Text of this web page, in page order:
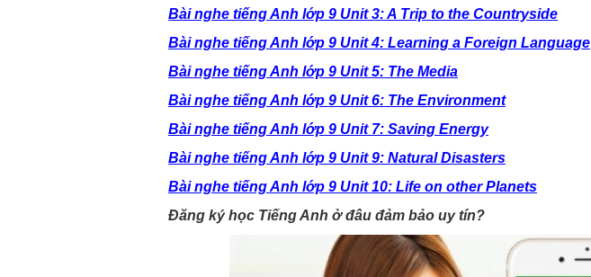
Bài nghe tiếng Anh lớp 9 Unit 3: A Trip to the Countryside
Bài nghe tiếng Anh lớp 9 Unit 4: Learning a Foreign Language
Bài nghe tiếng Anh lớp 9 Unit 5: The Media
Bài nghe tiếng Anh lớp 9 Unit 6: The Environment
Bài nghe tiếng Anh lớp 9 Unit 7: Saving Energy
Bài nghe tiếng Anh lớp 9 Unit 9: Natural Disasters
Bài nghe tiếng Anh lớp 9 Unit 10: Life on other Planets
Đăng ký học Tiếng Anh ở đâu đảm bảo uy tín?